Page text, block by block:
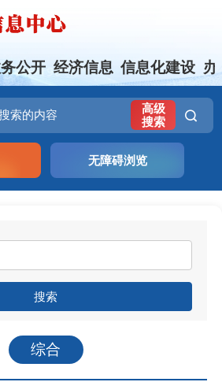
公开 经济信息 信息化建设 办
高级
搜索
无障碍浏览
搜索
综合